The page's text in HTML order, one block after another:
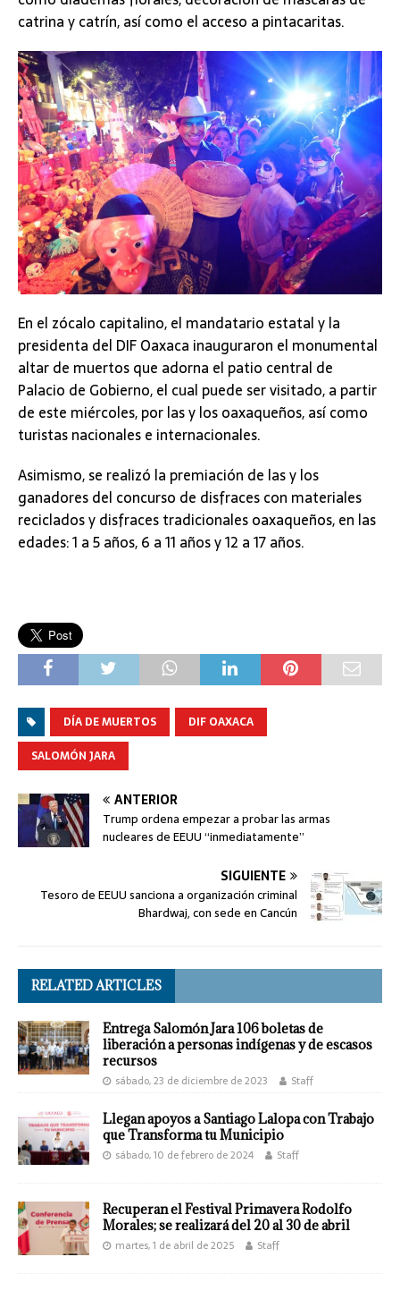
catrina y catrín, así como el acceso a pintacaritas.
En el zócalo capitalino, el mandatario estatal y la
presidenta del DIF Oaxaca inauguraron el monumental
altar de muertos que adorna el patio central de
Palacio de Gobierno, el cual puede ser visitado, a partir
de este miércoles, por las y los oaxaqueños, así como
turistas nacionales e internacionales.
Asimismo, se realizó la premiación de las y los
ganadores del concurso de disfraces con materiales
reciclados y disfraces tradicionales oaxaqueños, en las
edades: 1 a 5 años, 6 a 11 años y 12 a 17 años.
DÍA DE MUERTOS
DIF OAXACA
SALOMÓN JARA
ANTERIOR
Trump ordena empezar a probar las armas
nucleares de EEUU “inmediatamente”
SIGUIENTE
Tesoro de EEUU sanciona a organización criminal
Bhardwaj, con sede en Cancún
RELATED ARTICLES
Entrega Salomón Jara 106 boletas de
liberación a personas indígenas y de escasos
recursos
sábado, 23 de diciembre de 2023 Staff
Llegan apoyos a Santiago Lalopa con Trabajo
que Transforma tu Municipio
sábado, 10 de febrero de 2024 Staff
Recuperan el Festival Primavera Rodolfo
Morales; se realizará del 20 al 30 de abril
martes, 1 de abril de 2025 Staff